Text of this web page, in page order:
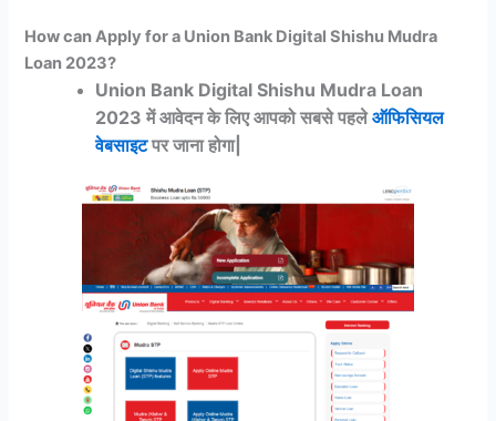
How can Apply for a Union Bank Digital Shishu Mudra
Loan 2023?
Union Bank Digital Shishu Mudra Loan
2023 में आवेदन के लिए आपको सबसे पहलेऑफिसियल
वेबसाइटपर जाना होगा|